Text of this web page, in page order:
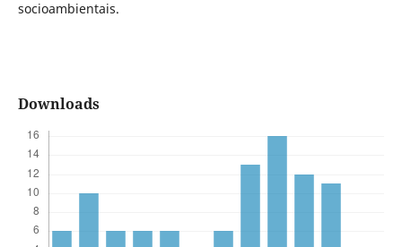
socioambientais.
Downloads